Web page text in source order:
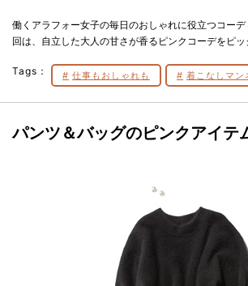
働くアラフォー女子の毎日のおしゃれに役立つコー
回は、自立した大人の甘さが香るピンクコーデをピッ
Tags： 仕事もおしゃれも 着こなしマン
パンツ＆バッグのピンクアイテ